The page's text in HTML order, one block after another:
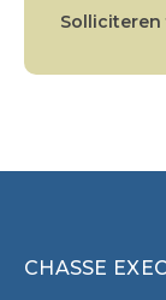
Solliciteren
CHASSE